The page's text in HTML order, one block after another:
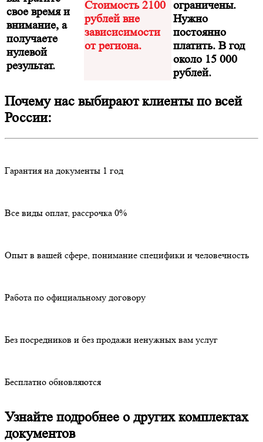
свое время и
внимание, а
получаете
нулевой
результат.
Стоимость 2100
рублей вне
зависисимости
от региона.
ограничены.
Нужно
постоянно
платить. В год
около 15 000
рублей.
Почему нас выбирают клиенты по всей
России:
Гарантия на документы 1 год
Все виды оплат, рассрочка 0%
Опыт в вашей сфере, понимание специфики и человечность
Работа по официальному договору
Без посредников и без продажи ненужных вам услуг
Бесплатно обновляются
Узнайте подробнее о других комплектах
документов